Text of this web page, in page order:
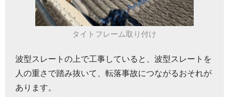
タイトフレーム取り付け
波型スレートの上で工事していると、波型スレートを
人の重さで踏み抜いて、転落事故につながるおそれが
あります。